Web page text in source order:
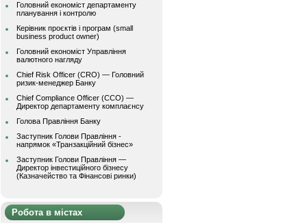
Головний економіст департаменту
планування і контролю
Керівник проєктів і програм (small
business product owner)
Головний економіст Управління
валютного нагляду
Chief Risk Officer (CRO) — Головний
ризик-менеджер Банку
Chief Compliance Officer (CCO) —
Директор департаменту комплаєнсу
Голова Правління Банку
Заступник Голови Правління -
напрямок «Транзакційний бізнес»
Заступник Голови Правління —
Директор інвестиційного бізнесу
(Казначейство та Фінансові ринки)
Робота в містах